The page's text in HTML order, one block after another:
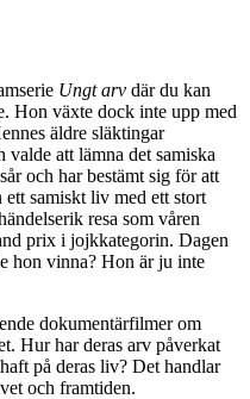
Ungt arv där du kan
Hon växte dock inte upp med
äldre släktingar
att lämna det samiska
och har bestämt sig för att
ett samiskt liv med ett stort
resa som våren
prix i jojkkategorin. Dagen
hon vinna? Hon är ju inte
dokumentärfilmer om
Hur har deras arv påverkat
på deras liv? Det handlar
och framtiden.